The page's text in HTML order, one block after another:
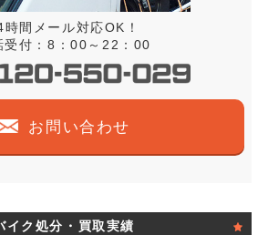
時間メール対応OK！
受付：8：00～22：00
お問い合わせ
イク処分・買取実績